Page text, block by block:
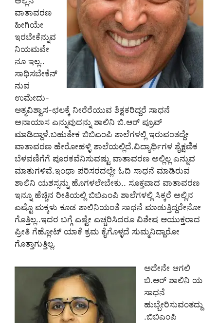
ವಾತಾವರಣ
ಹೀಗಿಯೇ
ಇರಬೇಕೆನ್ನುವ
ನಿಯಮವೇ
ನೂ ಇಲ್ಲ..
ಸಾಧಿಸಬೇಕೆನ್
ನುವ
ಉಮೇದು-
ಆತ್ಮವಿಶ್ವಾಸ-ಛಲಕ್ಕೆ ನೀರೆರೆಯುವ ಶಿಕ್ಷಕರಿದ್ದರೆ ಸಾಧನೆ
ಅನಾಯಾಸ ಎನ್ನುವುದನ್ನು ಶಾಲಿನಿ ಬಿ.ಆರ್ ಪ್ರೂವ್
ಮಾಡಿದ್ದಾಳೆ.ಬಹುತೇಕ ಬಿಬಿಎಂಪಿ ಶಾಲೆಗಳಲ್ಲಿ ಇರುವಂತದ್ದೇ
ವಾತಾವರಣ ಹೇರೋಹಳ್ಳಿ ಶಾಲೆಯಲ್ಲಿದೆ.ವಿದ್ಯಾರ್ಥಿಗಳ ಶೈಕ್ಷಣಿಕ
ಬೆಳವಣಿಗೆಗೆ ಪೂರಕವೆನಿಸುವಷ್ಟು ವಾತಾವರಣ ಅಲ್ಲಿಲ್ಲ ಎನ್ನುವ
ಮಾತುಗಳಿವೆ.ಇಂಥಾ ಪರಿಸರದಲ್ಲೇ ಓದಿ ಸಾಧನೆ ಮಾಡಿರುವ
ಶಾಲಿನಿ ಯಶಸ್ಸನ್ನು ಹೊಗಳಲೇಬೇಕು.. ಸೂಕ್ತವಾದ ವಾತಾವರಣ
ಇನ್ನೂ ಹೆಚ್ಚಿನ ರೀತಿಯಲ್ಲಿ ಬಿಬಿಎಂಪಿ ಶಾಲೆಗಳಲ್ಲಿ ಸಿಕ್ಕರೆ ಅಲ್ಲಿನ
ಎಷ್ಟೊ ಮಕ್ಕಳು ಕೂಡ ಶಾಲಿನಿಯಂತೆ ಸಾಧನೆ ಮಾಡುತ್ತಿದ್ದರೇನೋ
ಗೊತ್ತಿಲ್ಲ..ಇದರ ಬಗ್ಗೆ ಎಷ್ಟೇ ಎಚ್ಚರಿಸಿದರೂ ವಿಶೇಷ ಆಯುಕ್ತರಾದ
ಪ್ರೀತಿ ಗೆಹ್ಲೋಟ್ ಯಾಕೆ ಕ್ರಮ ಕೈಗೊಳ್ಳದೆ ಸುಮ್ಮನಿದ್ದಾರೋ
ಗೊತ್ತಾಗುತ್ತಿಲ್ಲ.
ಅದೇನೇ ಆಗಲಿ
ಬಿ.ಆರ್ ಶಾಲಿನಿ ಯ
ಸಾಧನೆ
ಹುಬ್ಬೇರಿಸುವಂತದ್ದು
.ಬಿಬಿಎಂಪಿ